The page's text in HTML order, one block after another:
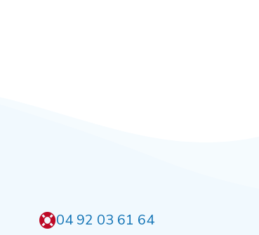
04 92 03 61 64